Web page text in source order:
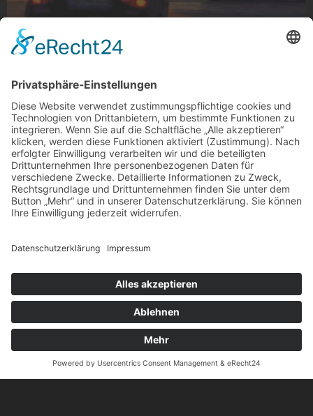
Lindenstraße
Lindenstraße, Windberg
Der Blick von der Lindenstraße aus auf den gladbacher
Wasserturm.
Foto: Torsten Faltin
Impressum